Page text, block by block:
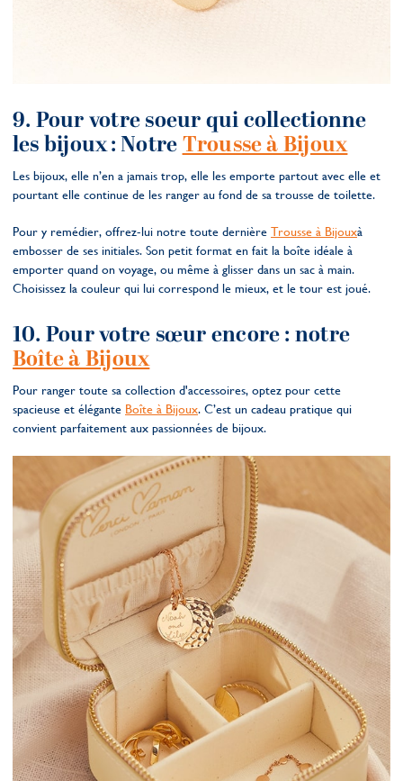
9. Pour votre soeur qui collectionne
les bijoux : NotreTrousse à Bijoux
Les bijoux, elle n’en a jamais trop, elle les emporte partout avec elle et
pourtant elle continue de les ranger au fond de sa trousse de toilette.
Pour y remédier, offrez-lui notre toute dernière Trousse à Bijouxà
embosser de ses initiales. Son petit format en fait la boîte idéale à
emporter quand on voyage, ou même à glisser dans un sac à main.
Choisissez la couleur qui lui correspond le mieux, et le tour est joué.
10. Pour votre sœur encore : notre
Boîte à Bijoux
Pour ranger toute sa collection d'accessoires, optez pour cette
spacieuse et élégante Boîte à Bijoux. C’est un cadeau pratique qui
convient parfaitement aux passionnées de bijoux.